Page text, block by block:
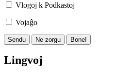
Vlogoj k Podkastoj
Vojaĝo
Sendu Ne zorgu Bone!
Lingvoj